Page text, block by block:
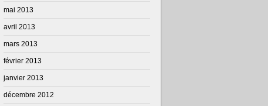
mai 2013
avril 2013
mars 2013
février 2013
janvier 2013
décembre 2012